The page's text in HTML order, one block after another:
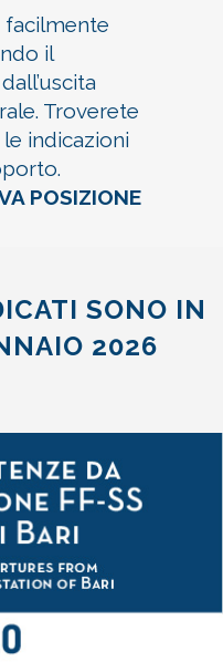
facilmente
il
Troverete
indicazioni
POSIZIONE
SONO IN
2026